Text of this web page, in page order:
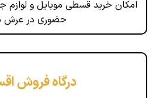
امکان خرید قسطی موبایل و لوازم
حضوری در عرش
درگاه فروش